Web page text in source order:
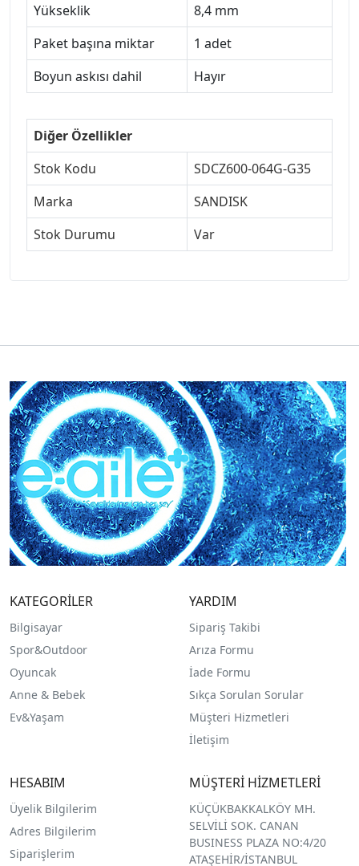
Yükseklik
8,4 mm
Paket başına miktar
1 adet
Boyun askısı dahil
Hayır
Diğer Özellikler
Stok Kodu
SDCZ600-064G-G35
Marka
SANDISK
Stok Durumu
Var
KATEGORİLER
Bilgisayar
Spor&Outdoor
Oyuncak
Anne & Bebek
Ev&Yaşam
YARDIM
Sipariş Takibi
Arıza Formu
İade Formu
Sıkça Sorulan Sorular
Müşteri Hizmetleri
İletişim
HESABIM
Üyelik Bilgilerim
Adres Bilgilerim
Siparişlerim
MÜŞTERİ HİZMETLERİ
KÜÇÜKBAKKALKÖY MH.
SELVİLİ SOK. CANAN
BUSINESS PLAZA NO:4/20
ATAŞEHİR/İSTANBUL